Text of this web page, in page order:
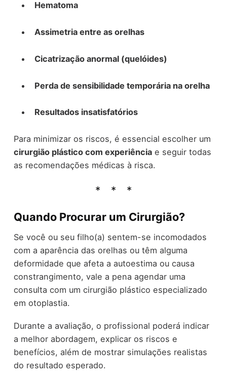
Hematoma
Assimetria entre as orelhas
Cicatrização anormal (quelóides)
Perda de sensibilidade temporária na orelha
Resultados insatisfatórios
Para minimizar os riscos, é essencial escolher um
cirurgião plástico com experiênciae seguir todas
as recomendações médicas à risca.
Quando Procurar um Cirurgião?
Se você ou seu filho(a) sentem-se incomodados
com a aparência das orelhas ou têm alguma
deformidade que afeta a autoestima ou causa
constrangimento, vale a pena agendar uma
consulta com um cirurgião plástico especializado
em otoplastia.
Durante a avaliação, o profissional poderá indicar
a melhor abordagem, explicar os riscos e
benefícios, além de mostrar simulações realistas
do resultado esperado.